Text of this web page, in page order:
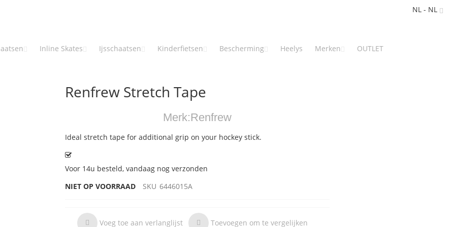
NL - NL
Inline Skates Ijsschaatsen Kinderfietsen Bescherming Heelys Merken OUTLET
Renfrew Stretch Tape
Merk:Renfrew
Ideal stretch tape for additional grip on your hockey stick.
Voor 14u besteld, vandaag nog verzonden
NIET OP VOORRAAD
SKU 6446015A
Voeg toe aan verlanglijst Toevoegen om te vergelijken